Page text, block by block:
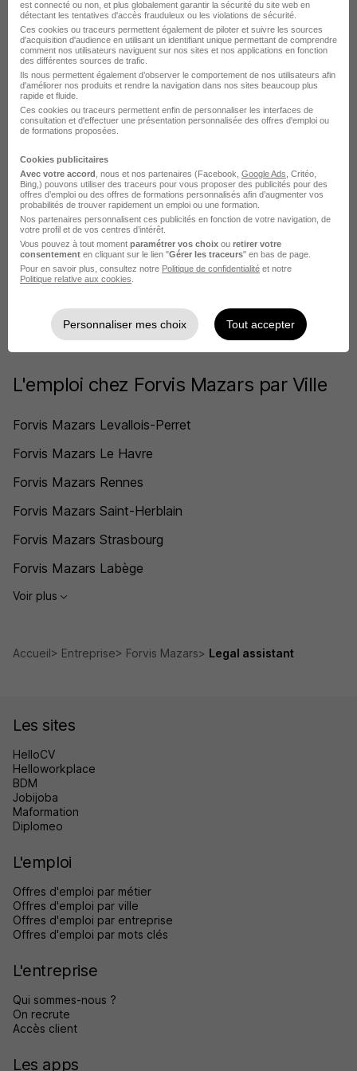
Voir plus
Postuler chez Forvis Mazars par
Métier
Auditeur financier Forvis Mazars
Collaborateur comptable Forvis Mazars
Accountant Forvis Mazars
Expert comptable Forvis Mazars
Manager audit Forvis Mazars
Gestionnaire de paie Forvis Mazars
Voir plus
Voir toutes les offres par métier chez Forvis Mazars
L'emploi chez Forvis Mazars par Ville
Forvis Mazars Levallois-Perret
Forvis Mazars Le Havre
Forvis Mazars Rennes
Forvis Mazars Saint-Herblain
Forvis Mazars Strasbourg
Forvis Mazars Labège
Voir plus
Accueil Entreprise Forvis Mazars Legal assistant
Les sites
HelloCV
Helloworkplace
BDM
Jobijoba
Maformation
Diplomeo
L'emploi
Offres d'emploi par métier
Offres d'emploi par ville
Offres d'emploi par entreprise
Offres d'emploi par mots clés
L'entreprise
Qui sommes-nous ?
On recrute
Accès client
Les apps
est connecté ou non, et plus globalement garantir la sécurité du site web en
détectant les tentatives d'accès frauduleux ou les violations de sécurité.
Ces cookies ou traceurs permettent également de piloter et suivre les sources
d'acquisition d'audience en utilisant un identifiant unique permettant de comprendre
comment nos utilisateurs naviguent sur nos sites et nos applications en fonction
des différentes sources de trafic.
Ils nous permettent également d’observer le comportement de nos utilisateurs afin
d'améliorer nos produits et rendre la navigation dans nos sites beaucoup plus
rapide et fluide.
Ces cookies ou traceurs permettent enfin de personnaliser les interfaces de
consultation et d'effectuer une présentation personnalisée des offres d'emploi ou
de formations proposées.
Cookies publicitaires
Avec votre accord , nous et nos partenaires (Facebook, Google Ads , Critéo,
Bing,) pouvons utiliser des traceurs pour vous proposer des publicités pour des
offres d’emploi ou des offres de formations personnalisés afin d’augmenter vos
probabilités de trouver rapidement un emploi ou une formation.
Nos partenaires personnalisent ces publicités en fonction de votre navigation, de
votre profil et de vos centres d’intérêt.
Vous pouvez à tout moment paramétrer vos choix ou retirer votre
consentement en cliquant sur le lien "Gérer les traceurs" en bas de page.
Pour en savoir plus, consultez notre Politique de confidentialité et notre
Politique relative aux cookies
Personnaliser mes choix Tout accepter